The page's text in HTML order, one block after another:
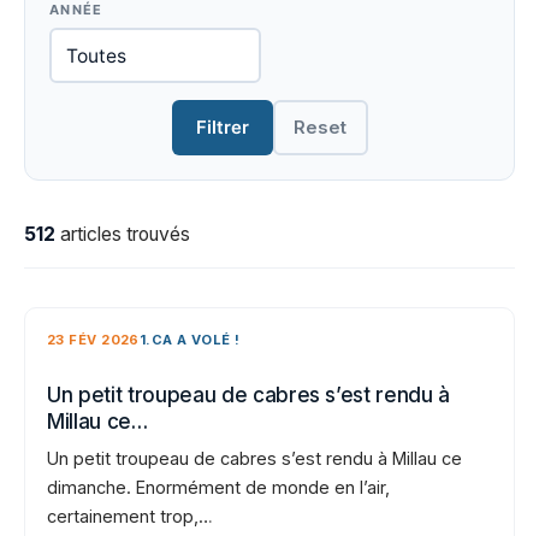
ANNÉE
Filtrer Reset
512 articles trouvés
23 FÉV 2026 1.CA A VOLÉ !
Un petit troupeau de cabres s’est rendu à
Millau ce…
Un petit troupeau de cabres s’est rendu à Millau ce
dimanche. Enormément de monde en l’air,
certainement trop,…